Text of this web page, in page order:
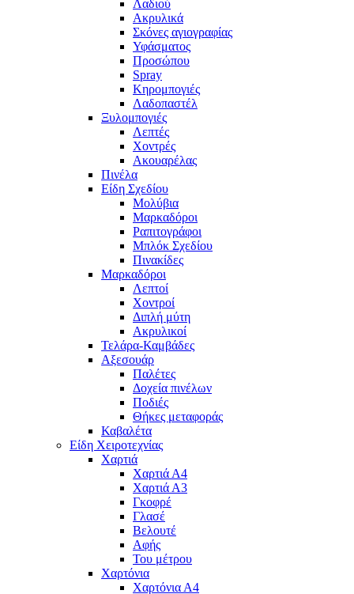
Λαδιού
Ακρυλικά
Σκόνες αγιογραφίας
Υφάσματος
Προσώπου
Spray
Κηρομπογιές
Λαδοπαστέλ
Ξυλομπογιές
Λεπτές
Χοντρές
Ακουαρέλας
Πινέλα
Είδη Σχεδίου
Μολύβια
Μαρκαδόροι
Ραπιτογράφοι
Μπλόκ Σχεδίου
Πινακίδες
Μαρκαδόροι
Λεπτοί
Χοντροί
Διπλή μύτη
Ακρυλικοί
Τελάρα-Καμβάδες
Αξεσουάρ
Παλέτες
Δοχεία πινέλων
Ποδιές
Θήκες μεταφοράς
Καβαλέτα
Είδη Χειροτεχνίας
Χαρτιά
Χαρτιά Α4
Χαρτιά Α3
Γκοφρέ
Γλασέ
Βελουτέ
Αφής
Του μέτρου
Χαρτόνια
Χαρτόνια Α4